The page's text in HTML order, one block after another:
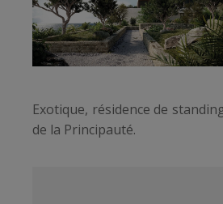
Exotique, résidence de
de la Principauté.